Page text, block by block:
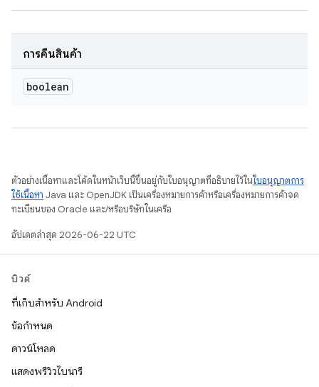
การคืนสินค้า
boolean
ตัวอย่างเนื้อหาและโค้ดในหน้าเว็บนี้ขึ้นอยู่กับใบอนุญาตที่อธิบายไว้ในใบอนุญาตการ
ใช้เนื้อหา Java และ OpenJDK เป็นเครื่องหมายการค้าหรือเครื่องหมายการค้าจด
ทะเบียนของ Oracle และ/หรือบริษัทในเครือ
อัปเดตล่าสุด 2026-06-22 UTC
บิวด์
ที่เก็บสำหรับ Android
ข้อกำหนด
ดาวน์โหลด
แสดงพรีวิวไบนารี